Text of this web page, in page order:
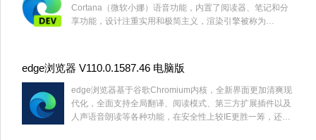
Cortana（微软小娜）语音功能，内置了阅读器、笔记和分
享功能，设计注重实用和极简主义，渲染引擎被称为
edge浏览器 V110.0.1587.46 电脑版
edge浏览器基于谷歌Chromium内核，全新界面更加清爽现
代化，全面支持全局翻译、阅读模式、第三方扩展插件以及
人声语音朗读等各种功能，在安全性上较IE更胜一筹，还将